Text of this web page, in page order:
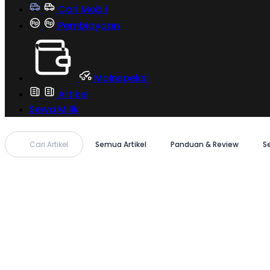
Cari Mobil
Pembiayaan
MoInspeksi
Artikel
Sewa Milik
Cari Artikel Semua Artikel Panduan & Review